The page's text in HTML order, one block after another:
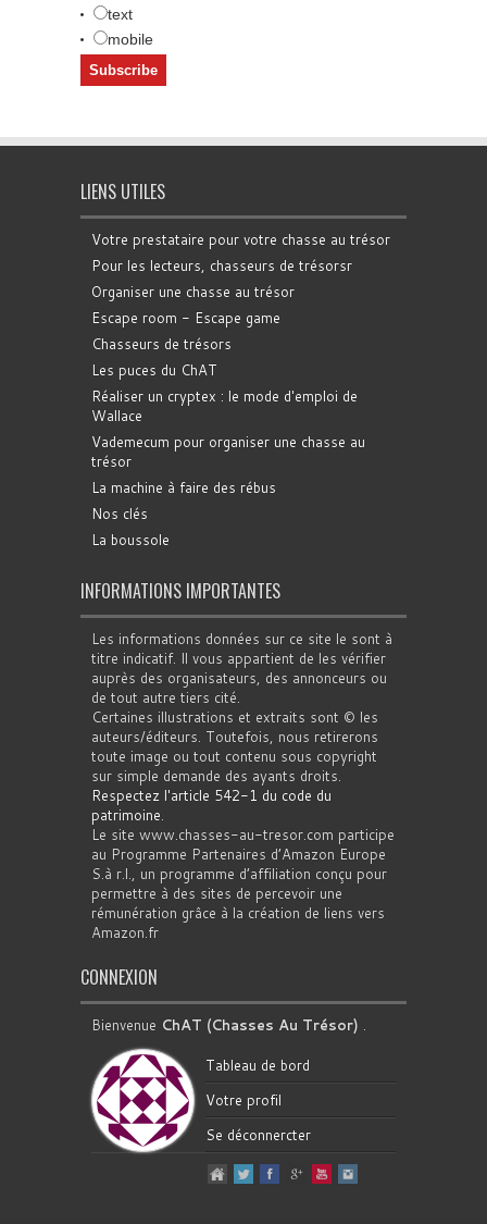
text
mobile
LIENS UTILES
Votre prestataire pour votre chasse au trésor
Pour les lecteurs, chasseurs de trésorsr
Organiser une chasse au trésor
Escape room - Escape game
Chasseurs de trésors
Les puces du ChAT
Réaliser un cryptex : le mode d'emploi de
Wallace
Vademecum pour organiser une chasse au
trésor
La machine à faire des rébus
Nos clés
La boussole
INFORMATIONS IMPORTANTES
Les informations données sur ce site le sont à
titre indicatif. Il vous appartient de les vérifier
auprès des organisateurs, des annonceurs ou
de tout autre tiers cité.
Certaines illustrations et extraits sont © les
auteurs/éditeurs. Toutefois, nous retirerons
toute image ou tout contenu sous copyright
sur simple demande des ayants droits.
Respectez l'article 542-1 du code du
patrimoine.
Le site www.chasses-au-tresor.com participe
au Programme Partenaires d’Amazon Europe
S.à r.l., un programme d’affiliation conçu pour
permettre à des sites de percevoir une
rémunération grâce à la création de liens vers
Amazon.fr
CONNEXION
Bienvenue ChAT (Chasses Au Trésor) .
Tableau de bord
Votre profil
Se déconnercter